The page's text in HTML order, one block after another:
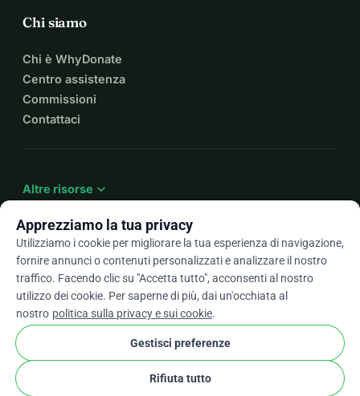
Chi siamo
Chi è WhyDonate
Centro assistenza
Commissioni
Contattaci
Altre risorse expand_more
It arrow_drop_down
★★★★★4,9 / 5 basato su oltre 500 recensioni
WhyDonatePrivacy e cookie
Termini e condizioni
Apprezziamo la tua privacy
Utilizziamo i cookie per migliorare la tua esperienza di navigazione,
fornire annunci o contenuti personalizzati e analizzare il nostro
traffico. Facendo clic su "Accetta tutto", acconsenti al nostro
utilizzo dei cookie. Per saperne di più, dai un'occhiata al
nostro politica sulla privacy e sui cookie.
Gestisci preferenze
Rifiuta tutto